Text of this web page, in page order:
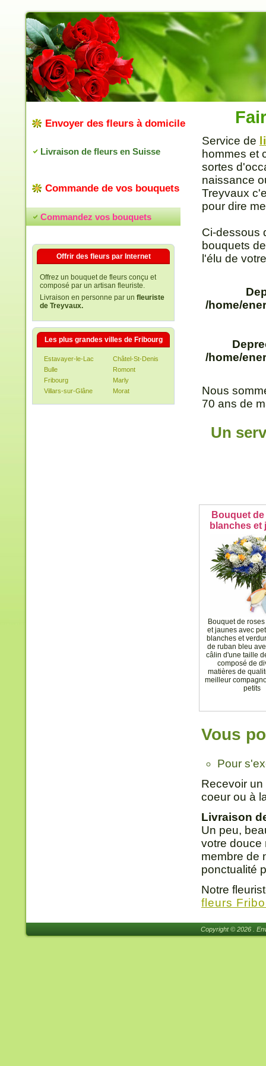
Envoyer des fleurs à domicile
Livraison de fleurs en Suisse
Commande de vos bouquets
Commandez vos bouquets
Offrir des fleurs par Internet
Offrez un bouquet de fleurs conçu et
composé par un artisan fleuriste.
Livraison en personne par un fleuriste
de Treyvaux.
Les plus grandes villes de Fribourg
Estavayer-le-Lac
Châtel-St-Denis
Bulle
Romont
Fribourg
Marly
Villars-sur-Glâne
Morat
Service de
hommes et
sortes
naissance
Treyvaux
pour dire
Ci-dessous
bouquets
l'élu de
/home/
/home/
Nous
70 аns de
Un
Bouquet
blanches et
Bouquet de
et jaunes avec
blanches et
de ruban bleu
câlin d'une taille
composé de
matières de
meilleur
petits
Vous
Pour
Recevoir
coeur ou à
Livraison
Un peu,
votre douce
membre de
ponctualité
Notre
fleurs
Copyright © 2026 .